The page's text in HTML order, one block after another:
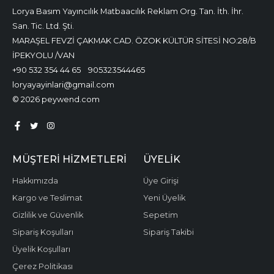
Lorya Basım Yayıncılık Matbaacılık Reklam Org. Tan. İth. İhr.
San. Tic. Ltd. Şti.
MARAŞEL FEVZİ ÇAKMAK CAD. ÖZOK KÜLTÜR SİTESİ NO:28/B
İPEKYOLU /VAN
+90 532 354 44 65
905323544465
loryayayinlari@gmail.com
© 2026 peywend.com
MÜŞTERI HIZMETLERI
Hakkımızda
Kargo ve Teslimat
Gizlilik ve Güvenlik
Sipariş Koşulları
Üyelik Koşulları
Çerez Politikası
ÜYELIK
Üye Girişi
Yeni Üyelik
Sepetim
Sipariş Takibi